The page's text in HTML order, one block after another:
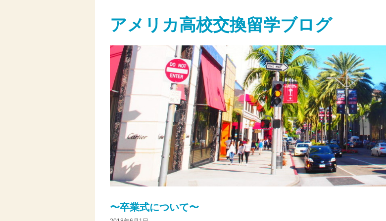
アメリカ高校交換留学ブログ
〜卒業式について〜